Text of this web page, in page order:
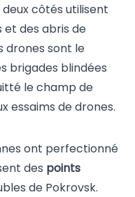
côtés utilisent
et des abris de
drones sont le
brigades blindées
le champ de
essaims de drones.
ont perfectionné
des points
de Pokrovsk.